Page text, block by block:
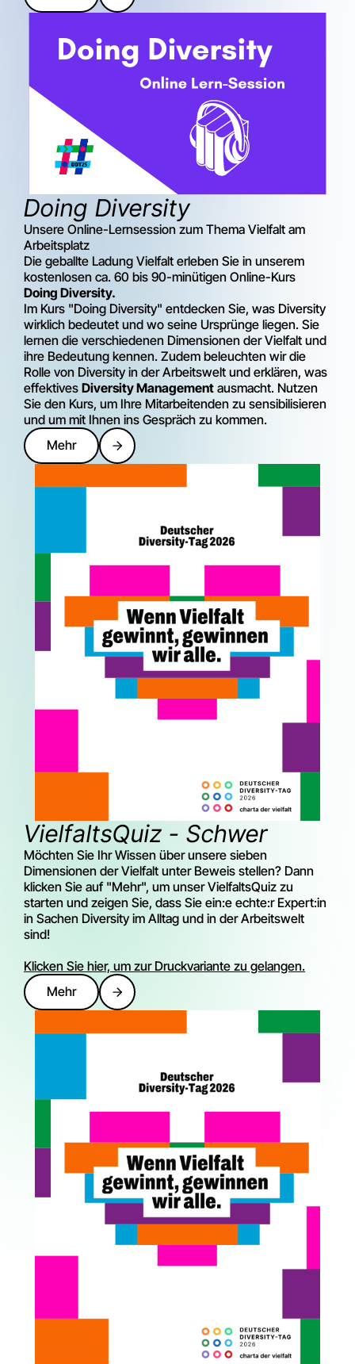
Doing Diversity
Unsere Online-Lernsession zum Thema Vielfalt am
Arbeitsplatz
Die geballte Ladung Vielfalt erleben Sie in unserem
kostenlosen ca. 60 bis 90-minütigen Online-Kurs
Doing Diversity.
Im Kurs "Doing Diversity" entdecken Sie, was Diversity
wirklich bedeutet und wo seine Ursprünge liegen. Sie
lernen die verschiedenen Dimensionen der Vielfalt und
ihre Bedeutung kennen. Zudem beleuchten wir die
Rolle von Diversity in der Arbeitswelt und erklären, was
effektives Diversity Management ausmacht. Nutzen
Sie den Kurs, um Ihre Mitarbeitenden zu sensibilisieren
und um mit Ihnen ins Gespräch zu kommen.
Mehr
VielfaltsQuiz - Schwer
Möchten Sie Ihr Wissen über unsere sieben
Dimensionen der Vielfalt unter Beweis stellen? Dann
klicken Sie auf "Mehr", um unser VielfaltsQuiz zu
starten und zeigen Sie, dass Sie ein:e echte:r Expert:in
in Sachen Diversity im Alltag und in der Arbeitswelt
sind!
Klicken Sie hier, um zur Druckvariante zu gelangen.
Mehr